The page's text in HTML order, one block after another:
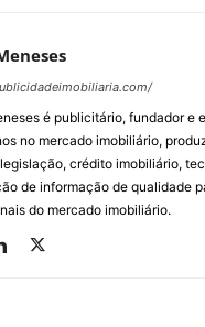
é publicitário, fundador e
no mercado imobiliário,
crédito imobiliário,
de informação de qualidade
do mercado imobiliário.